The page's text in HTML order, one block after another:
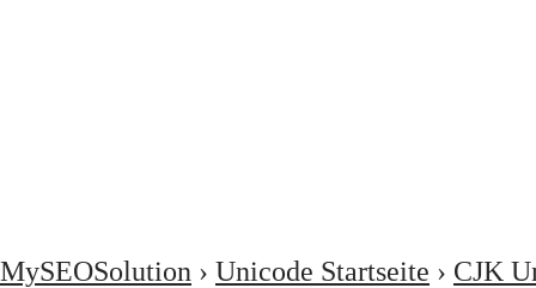
MySEOSolution › Unicode Startseite › CJK